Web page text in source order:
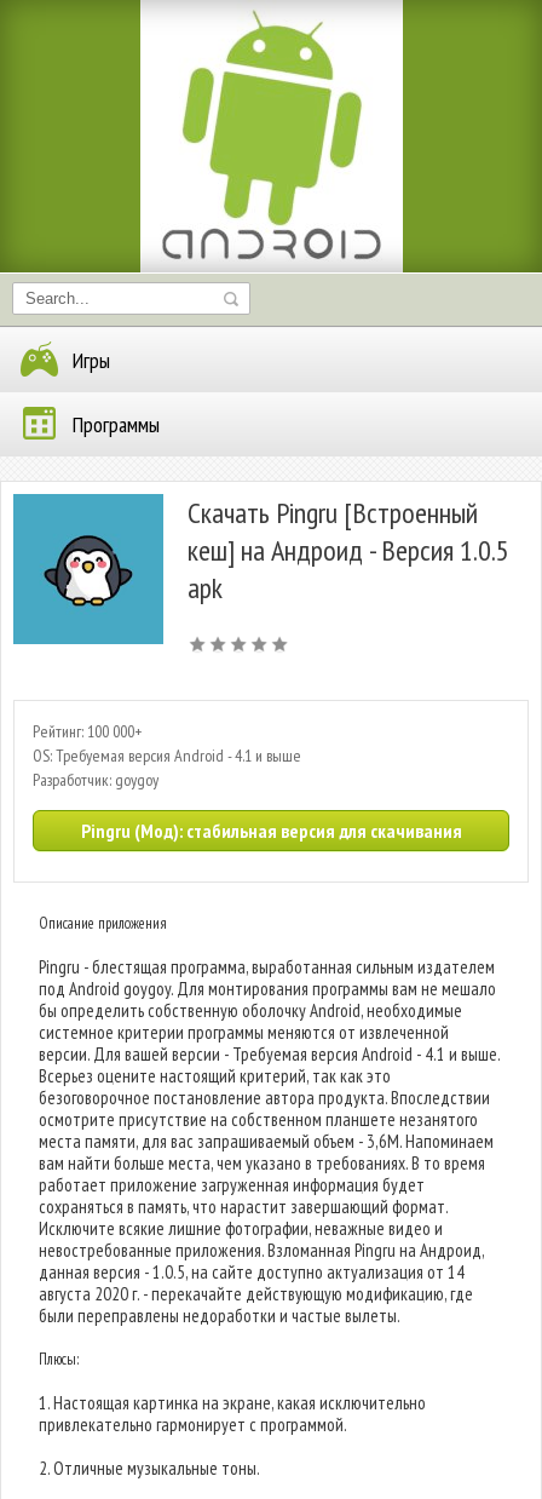
Игры
Программы
Скачать Pingru [Встроенный
кеш] на Андроид - Версия 1.0.5
apk
Рейтинг: 100 000+
OS: Требуемая версия Android - 4.1 и выше
Разработчик: goygoy
Pingru (Мод): стабильная версия для скачивания
Описание приложения
Pingru - блестящая программа, выработанная сильным издателем
под Android goygoy. Для монтирования программы вам не мешало
бы определить собственную оболочку Android, необходимые
системное критерии программы меняются от извлеченной
версии. Для вашей версии - Требуемая версия Android - 4.1 и выше.
Всерьез оцените настоящий критерий, так как это
безоговорочное постановление автора продукта. Впоследствии
осмотрите присутствие на собственном планшете незанятого
места памяти, для вас запрашиваемый объем - 3,6M. Напоминаем
вам найти больше места, чем указано в требованиях. В то время
работает приложение загруженная информация будет
сохраняться в память, что нарастит завершающий формат.
Исключите всякие лишние фотографии, неважные видео и
невостребованные приложения. Взломанная Pingru на Андроид,
данная версия - 1.0.5, на сайте доступно актуализация от 14
августа 2020 г. - перекачайте действующую модификацию, где
были переправлены недоработки и частые вылеты.
Плюсы:
1. Настоящая картинка на экране, какая исключительно
привлекательно гармонирует с программой.
2. Отличные музыкальные тоны.